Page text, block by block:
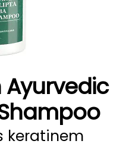
Ayurvedic
keratinem